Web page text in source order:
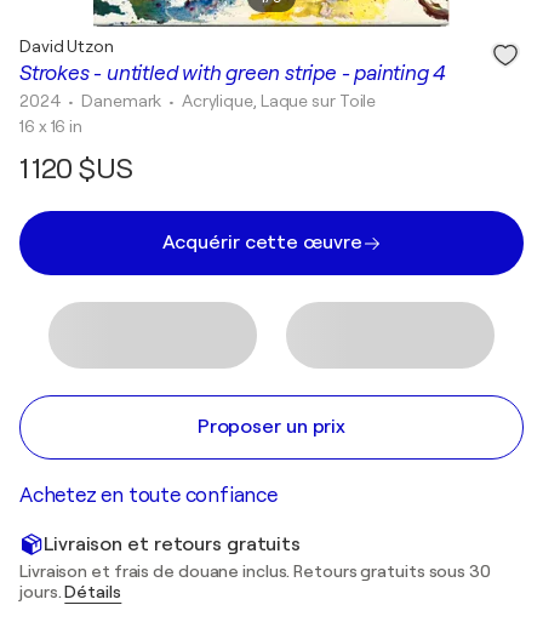
Strokes - untitled with green stripe - painting 4
David Utzon
2024 • Danemark • Acrylique, Laque sur Toile
16 x 16 in
1 120 $US
Acquérir cette œuvre
Proposer un prix
Achetez en toute confiance
Livraison et retours gratuits
Livraison et frais de douane inclus. Retours gratuits sous 30
jours.Détails